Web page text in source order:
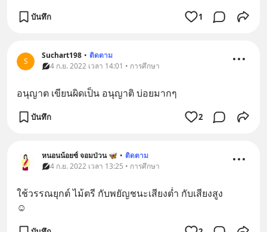
บันทึก 1
S
Suchart198 • ติดตาม
4 ก.ย. 2022 เวลา 14:01 • การศึกษา
อนุญาต เขียนผิดเป็น อนุญาติ บ่อยมากๆ
บันทึก 2
หนอนน้อยซ์ จอมป่วน 🦋 • ติดตาม
4 ก.ย. 2022 เวลา 13:25 • การศึกษา
ใช้วรรณยุกต์ ไม้ตรี กับพยัญชนะเสียงต่ำ กับเสียงสูง
☺️